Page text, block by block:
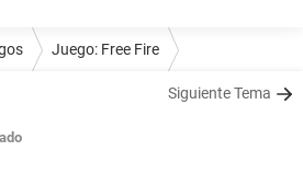
Juego: Free Fire
Siguiente Tema